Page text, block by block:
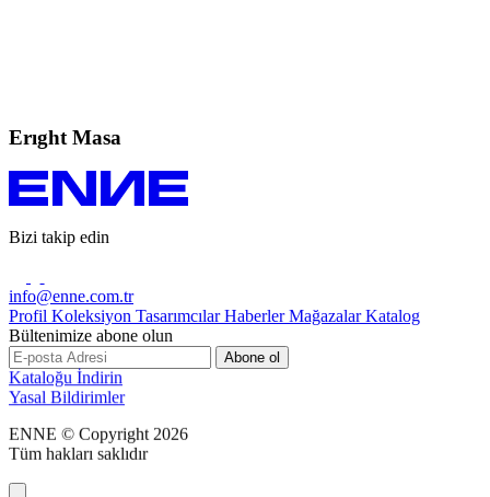
Erıght Masa
Bizi takip edin
info@enne.com.tr
Profil Koleksiyon Tasarımcılar Haberler Mağazalar Katalog
Bültenimize abone olun
Kataloğu İndirin
Yasal Bildirimler
ENNE © Copyright 2026
Tüm hakları saklıdır